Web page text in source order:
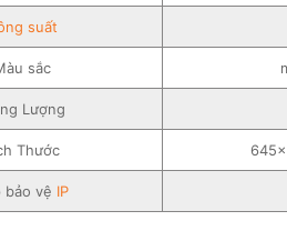
suất
sắc
Lượng
Thước
bảo vệ IP
mặt trời SOKOYO SPLIT CONCO